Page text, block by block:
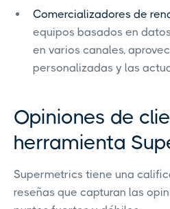
Comercializadores de
equipos basados en
en varios canales,
personalizadas y las
Opiniones de
herramienta
Supermetrics tiene una
reseñas que capturan las